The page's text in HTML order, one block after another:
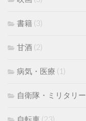
書籍 (3)
甘酒 (2)
病気・医療 (1)
自衛隊・ミリタリー
自転車 (23)